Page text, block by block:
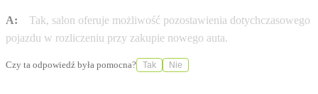
A:
Tak, salon oferuje możliwość pozostawienia dotychczasowego
pojazdu w rozliczeniu przy zakupie nowego auta.
Czy ta odpowiedź była pomocna? Tak Nie